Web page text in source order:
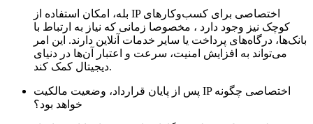
بله، امکان استفاده از IP اختصاصی برای کسب‌وکارهای
کوچک نیز وجود دارد ، مخصوصا زمانی که نیاز به ارتباط با
بانک‌ها، درگاه‌های پرداخت یا سایر خدمات آنلاین دارند. این امر
می‌تواند به افزایش امنیت، سرعت و اعتبار آن‌ها در دنیای
دیجیتال کمک کند.
پس از پایان قرارداد، وضعیت مالکیت IP اختصاصی چگونه
خواهد بود؟